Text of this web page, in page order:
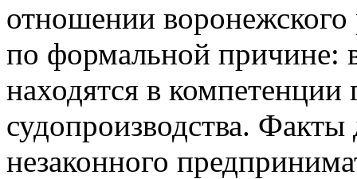
отношении
по формальной причине:
находятся в компетенции
судопроизводства.
незаконного